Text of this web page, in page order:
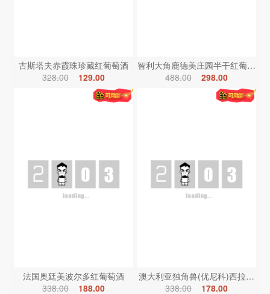
古斯塔夫赤霞珠珍藏红葡萄酒
328.00
129.00
智利大角鹿德美庄园半干红葡萄酒
488.00
298.00
法国奥廷美波尔多红葡萄酒
338.00
188.00
澳大利亚独角兽(优尼科)西拉红葡
338.00
178.00